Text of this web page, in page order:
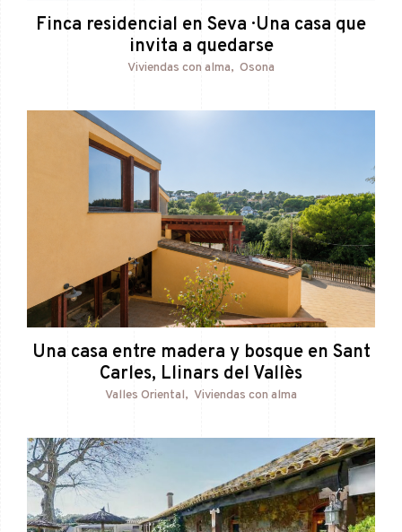
Finca residencial en Seva · Una casa que
invita a quedarse
Viviendas con alma Osona
Una casa entre madera y bosque en Sant
Carles, Llinars del Vallès
Valles Oriental Viviendas con alma